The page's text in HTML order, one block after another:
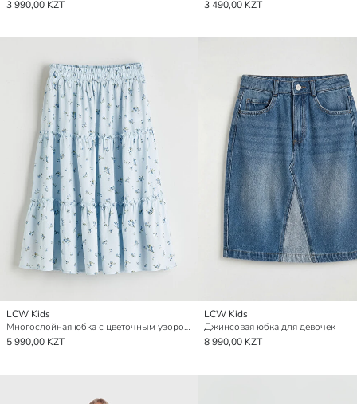
3 990,00 KZT 3 490,00 KZT
LCW Kids
Многослойная юбка с цветочным узором и эластичным поясом для девочек
5 990,00 KZT
LCW Kids
Джинсовая юбка для девочек
8 990,00 KZT